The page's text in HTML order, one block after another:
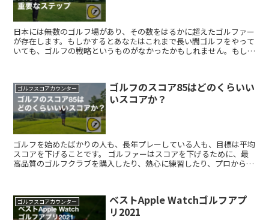
日本には無数のゴルフ場があり、その数をはるかに超えたゴルファー
が存在します。もしかするとあなたはこれまで長い間ゴルフをやって
いても、ゴルフの戦略というものがなかったかもしれません。もし戦
ゴルフスコアカウンター
ゴルフのスコア85はどのくらいい
いスコアか？
ゴルフを始めたばかりの人も、長年プレーしている人も、目標は平均
スコアを下げることです。 ゴルファーはスコアを下げるために、最
高品質のゴルフクラブを購入したり、熱心に練習したり、プロから定
ゴルフスコアカウンター
ベストApple Watchゴルフアプ
リ2021